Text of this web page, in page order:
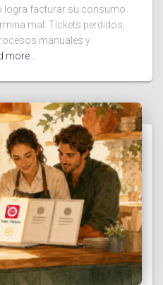
logra facturar su consumo
mal. Tickets perdidos,
manuales y
more…